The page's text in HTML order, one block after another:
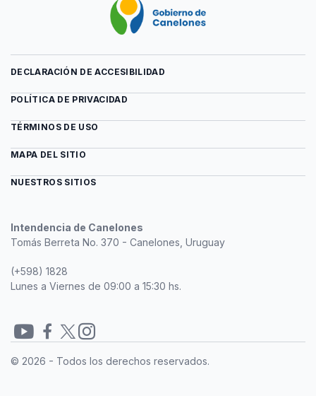
Intendencia de Canelones
Tomás Berreta No. 370 - Canelones, Uruguay
(+598) 1828
Lunes a Viernes de 09:00 a 15:30 hs.
DECLARACIÓN DE ACCESIBILIDAD
POLÍTICA DE PRIVACIDAD
TÉRMINOS DE USO
MAPA DEL SITIO
NUESTROS SITIOS
© 2026 - Todos los derechos reservados.
Redes